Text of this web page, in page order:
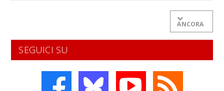
ANCORA
SEGUICI SU